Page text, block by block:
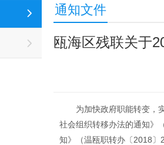
通知文件
瓯海区残联关于
为加快政府职能转变，
社会组织转移办法的通知》
知》（温瓯职转办〔2018